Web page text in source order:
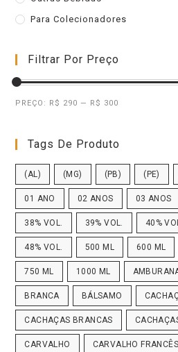
Para Colecionadores
Filtrar Por Preço
PREÇO: R$ 290 — R$ 300
Tags De Produto
(AL) (MG) (PB) (PE)
01 ANO 02 ANOS 03 ANOS
38% VOL. 39% VOL. 40%
48% VOL. 500 ML 600 ML
750 ML 1000 ML
BRANCA BÁLSAMO
CACHAÇAS BRANCAS
CARVALHO CARVALHO FRANCÊS